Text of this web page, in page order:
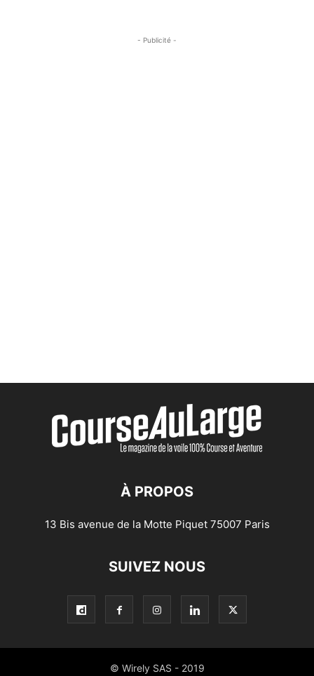
- Publicité -
À PROPOS
13 Bis avenue de la Motte Piquet 75007 Paris
SUIVEZ NOUS
© Wirely SAS - 2019